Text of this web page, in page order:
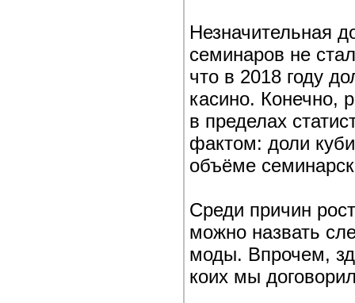
Незначительная
семинаров не
что в 2018 году
касино. Конечно,
в пределах
фактом: доли
объёме
Среди причин
можно назвать
моды. Впрочем,
коих мы